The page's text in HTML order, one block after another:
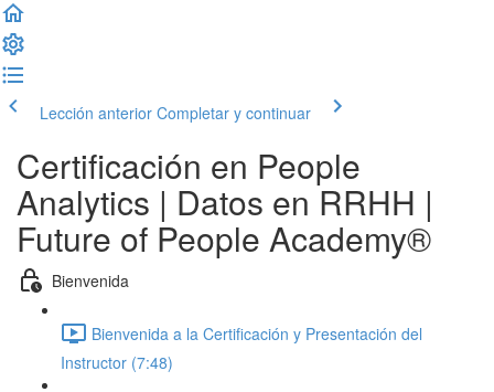
Lección anterior Completar y continuar
Certificación en People
Analytics | Datos en RRHH |
Future of People Academy®
Bienvenida
Bienvenida a la Certificación y Presentación del
Instructor (7:48)